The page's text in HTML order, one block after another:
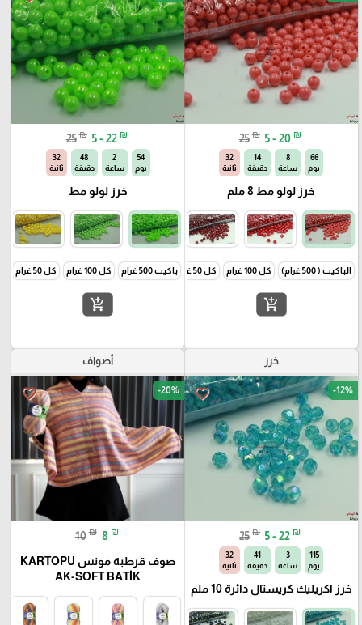
25 ₪ 5 - 20 ₪
66
يوم
8
ساعة
14
دقيقة
31
ثانية
خرز لولو مط 8 ملم
الباكيت ( 500 غرام) كل 100 غرام كل 50 غرام
add_shopping_cart
25 ₪ 5 - 22 ₪
54
يوم
2
ساعة
48
دقيقة
31
ثانية
خرز لولو مط
باكيت 500 غرام كل 100 غرام كل 50 غرام
add_shopping_cart
خرز
favorite_border -12%
25 ₪ 5 - 22 ₪
115
يوم
3
ساعة
41
دقيقة
31
ثانية
خرز اكريليك كريستال دائرة 10 ملم
أصواف
favorite_border -20%
10 ₪ 8 ₪
صوف قرطبة مونس KARTOPU
AK-SOFT BATİK